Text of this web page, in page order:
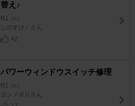
替え♪
R1 [RJ]
しのすけ！さん
42
パワーウィンドウスイッチ修理
R1 [RJ]
ヨシノボりさん